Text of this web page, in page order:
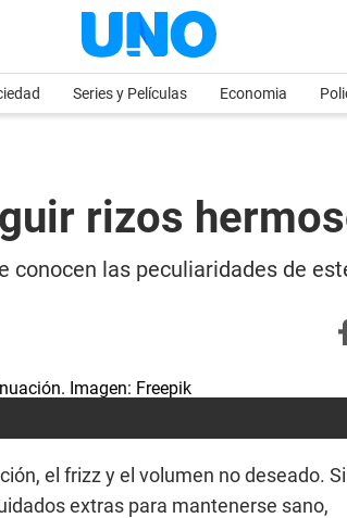
Series y Películas Economia
rizos
las peculiaridades de
el frizz y el volumen no deseado. Si
extras para mantenerse sano,